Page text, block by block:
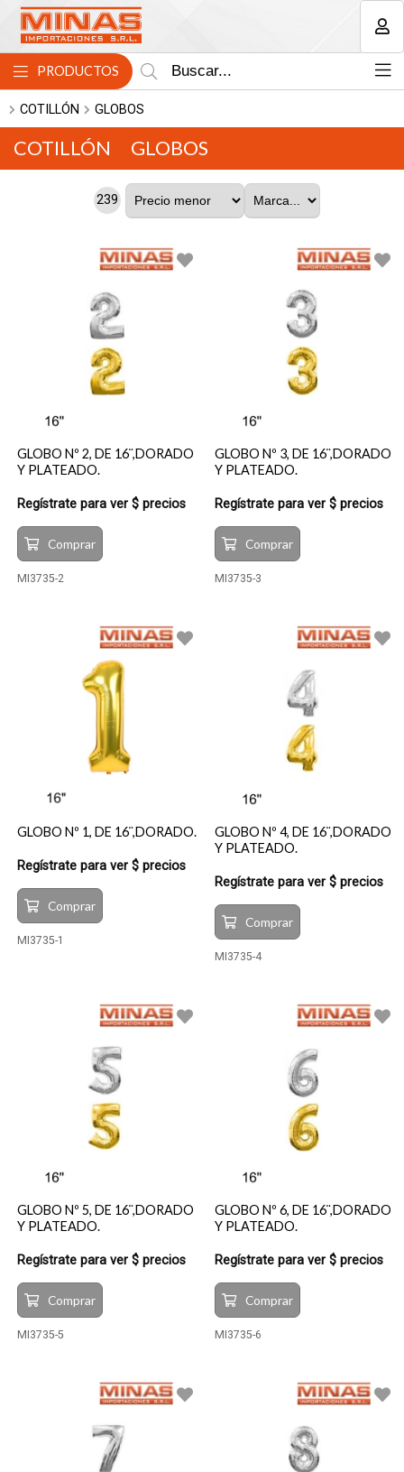
PRODUCTOS
COTILLÓN GLOBOS
COTILLÓN GLOBOS
239
GLOBO Nº 2, DE 16¨,DORADO
Y PLATEADO.
Regístrate para ver $ precios
Comprar
MI3735-2
GLOBO Nº 3, DE 16¨,DORADO
Y PLATEADO.
Regístrate para ver $ precios
Comprar
MI3735-3
GLOBO Nº 1, DE 16¨,DORADO.
Regístrate para ver $ precios
Comprar
MI3735-1
GLOBO Nº 4, DE 16¨,DORADO
Y PLATEADO.
Regístrate para ver $ precios
Comprar
MI3735-4
GLOBO Nº 5, DE 16¨,DORADO
Y PLATEADO.
Regístrate para ver $ precios
Comprar
MI3735-5
GLOBO Nº 6, DE 16¨,DORADO
Y PLATEADO.
Regístrate para ver $ precios
Comprar
MI3735-6